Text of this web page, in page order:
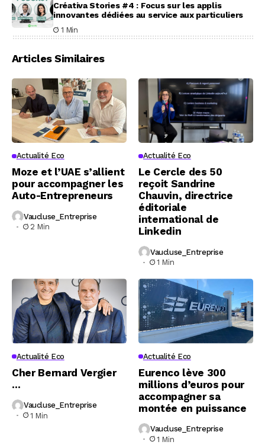
Créativa Stories #4 : Focus sur les applis
innovantes dédiées au service aux particuliers
1 Min
Articles Similaires
Actualité Eco
Moze et l’UAE s’allient
pour accompagner les
Auto-Entrepreneurs
Vaucluse_Entreprise
2 Min
Actualité Eco
Le Cercle des 50
reçoit Sandrine
Chauvin, directrice
éditoriale
international de
Linkedin
Vaucluse_Entreprise
1 Min
Actualité Eco
Cher Bernard Vergier
…
Vaucluse_Entreprise
1 Min
Actualité Eco
Eurenco lève 300
millions d’euros pour
accompagner sa
montée en puissance
Vaucluse_Entreprise
1 Min